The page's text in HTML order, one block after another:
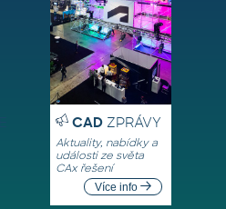
CADZPRÁVY
Aktuality, nabídky a
události ze světa
CAx řešení
Více info